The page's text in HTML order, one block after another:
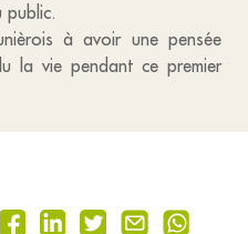
public.
à avoir une pensée
la vie pendant ce premier